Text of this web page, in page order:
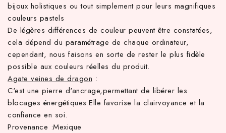
bijoux holistiques ou tout simplement pour leurs magnifiques
couleurs pastels
De légères différences de couleur peuvent être constatées,
cela dépend du paramétrage de chaque ordinateur,
cependant, nous faisons en sorte de rester le plus fidèle
possible aux couleurs réelles du produit.
Agate veines de dragon :
C'est une pierre d'ancrage,permettant de libérer les
blocages énergétiques.Elle favorise la clairvoyance et la
confiance en soi.
Provenance :Mexique